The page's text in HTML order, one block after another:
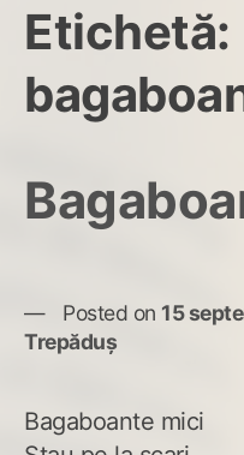
Etichetă:
Posted on 15
Trepăduș
Bagaboante mici